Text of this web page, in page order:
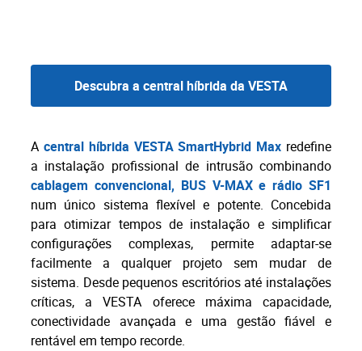
Descubra a central híbrida da VESTA
A central híbrida VESTA SmartHybrid Max redefine
a instalação profissional de intrusão combinando
cablagem convencional, BUS V-MAX e rádio SF1
num único sistema flexível e potente. Concebida
para otimizar tempos de instalação e simplificar
configurações complexas, permite adaptar-se
facilmente a qualquer projeto sem mudar de
sistema. Desde pequenos escritórios até instalações
críticas, a VESTA oferece máxima capacidade,
conectividade avançada e uma gestão fiável e
rentável em tempo recorde.